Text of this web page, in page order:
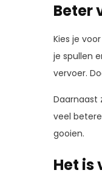
Beter
Kies je
je spullen
vervoer.
Daarnaast
veel
gooien.
Het is